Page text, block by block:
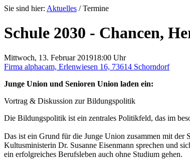
Sie sind hier: Aktuelles /Termine
Schule 2030 - Chancen,
Mittwoch, 13. Februar 201918:00 Uhr
Firma alphacam, Erlenwiesen 16, 73614 Schorndorf
Junge Union und Senioren Union laden ein:
Vortrag & Diskussion zur Bildungspolitik
Die Bildungspolitik ist ein zentrales Politikfeld, das im
Das ist ein Grund für die Junge Union zusammen mit der
Kultusministerin Dr. Susanne Eisenmann sprechen und
ein erfolgreiches Berufsleben auch ohne Studium gehen.